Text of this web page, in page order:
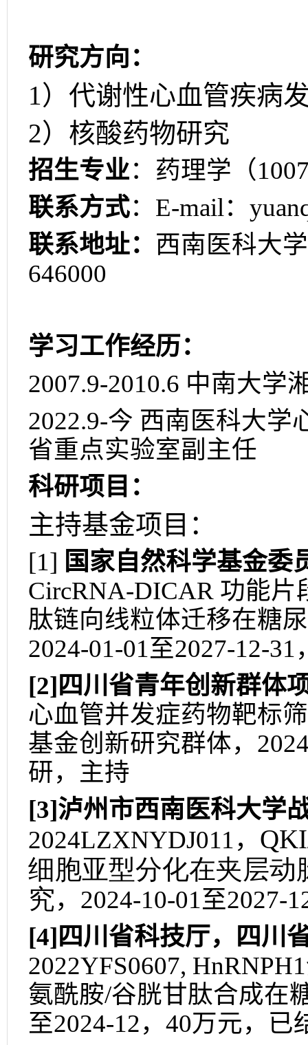
研究方向：
1）代谢性心血管疾病
2）核酸药物研究
招生专业：药理学（
联系方式： E-mail：
联系地址： 西南医科大
646000
学习工作经历：
2007.9-2010.6 中南大学
2022.9-今 西南医科大学
省重点实验室副主任
科研项目：
主持基金项目：
[1] 国家自然科学基金委
CircRNA-DICAR 功能片
肽链向线粒体迁移在糖
2024-01-01至2027-12-31
[2] 四川省青年创新群体
心血管并发症药物靶标
基金创新研究群体，
研，主持
[3]泸州市西南医科大学
2024LZXNYDJ011 ，
细胞亚型分化在夹层
究， 2024-10-01至2027-
[4] 四川省科技厅，四川
2022YFS0607, HnRNPH1
氨酰胺/谷胱甘肽合成在
至2024-12， 40万元，已